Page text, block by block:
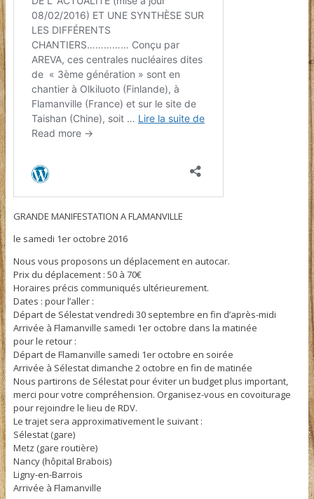
GRANDE MANIFESTATION A FLAMANVILLE
le samedi 1er octobre 2016
Nous vous proposons un déplacement en autocar.
Prix du déplacement : 50 à 70€
Horaires précis communiqués ultérieurement.
Dates : pour l’aller :
Départ de Sélestat vendredi 30 septembre en fin d’après-midi
Arrivée à Flamanville samedi 1er octobre dans la matinée
pour le retour :
Départ de Flamanville samedi 1er octobre en soirée
Arrivée à Sélestat dimanche 2 octobre en fin de matinée
Nous partirons de Sélestat pour éviter un budget plus important,
merci pour votre compréhension. Organisez-vous en covoiturage
pour rejoindre le lieu de RDV.
Le trajet sera approximativement le suivant :
Sélestat (gare)
Metz (gare routière)
Nancy (hôpital Brabois)
Ligny-en-Barrois
Arrivée à Flamanville